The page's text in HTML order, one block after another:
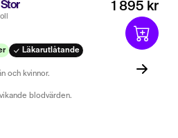
Läkarutlåtande
och kvinnor.
blodvärden.
1 895 kr